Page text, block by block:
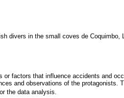
divers in the small coves de Coquimbo,
factors that influence accidents and
and observations of the protagonists.
the data analysis.